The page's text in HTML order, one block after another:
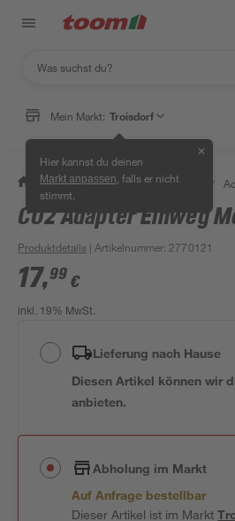
Mein Markt: Troisdorf
Hier kannst du deinen
Markt anpassen , falls er nicht
stimmt.
✕
/ Garten & Freizeit / Tierbedarf /
CO2 Adapter Einweg
Produktdetails | Artikelnummer: 2770121
17,99 €
inkl. 19% MwSt.
Lieferung nach Hause
Diesen Artikel können wir
anbieten.
Abholung im Markt
Auf Anfrage bestellbar
Dieser Artikel ist im Markt